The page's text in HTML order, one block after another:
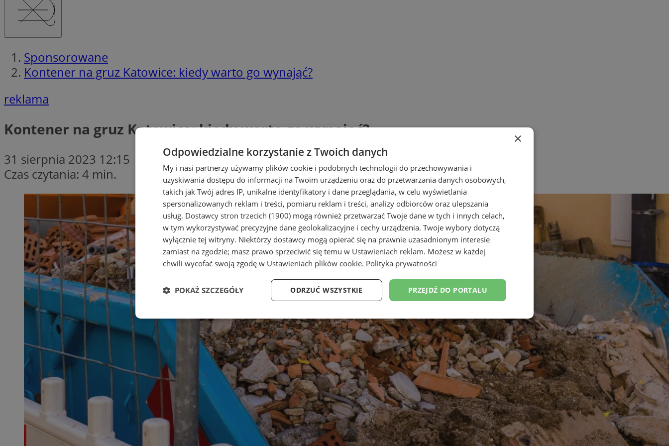
Sponsorowane
Kontener na gruz Katowice: kiedy warto go wynająć?
reklama
Kontener na gruz Katowice: kiedy warto go wynająć?
31 sierpnia 2023 12:15
Czas czytania: 4 min.
×
Odpowiedzialne korzystanie z Twoich danych
My i nasi partnerzy używamy plików cookie i podobnych technologii do przechowywania i
uzyskiwania dostępu do informacji na Twoim urządzeniu oraz do przetwarzania danych osobowych,
takich jak Twój adres IP, unikalne identyfikatory i dane przeglądania, w celu wyświetlania
spersonalizowanych reklam i treści, pomiaru reklam i treści, analizy odbiorców oraz ulepszania
usług. Dostawcy stron trzecich (1900) mogą również przetwarzać Twoje dane w tych i innych celach,
w tym wykorzystywać precyzyjne dane geolokalizacyjne i cechy urządzenia. Twoje wybory dotyczą
wyłącznie tej witryny. Niektórzy dostawcy mogą opierać się na prawnie uzasadnionym interesie
zamiast na zgodzie; masz prawo sprzeciwić się temu w Ustawieniach reklam. Możesz w każdej
chwili wycofać swoją zgodę w Ustawieniach plików cookie. Polityka prywatności
PRZEJDŹ DO PORTALU
ODRZUĆ WSZYSTKIE
POKAŻ SZCZEGÓŁY
Niezbędne Wydajność Targetowanie Funkcjonalność Niesklasyfikowane
Niezbędne Wydajność Targetowanie Funkcjonalność Niesklasyfikowane
Niezbędne pliki cookie umożliwiają korzystanie z podstawowych funkcji strony internetowej, takich jak logowanie użytkownika i
zarządzanie kontem. Bez niezbędnych plików cookie nie można prawidłowo korzystać ze strony internetowej.
Provider/
Domena
Okres
przechowywania
Opis